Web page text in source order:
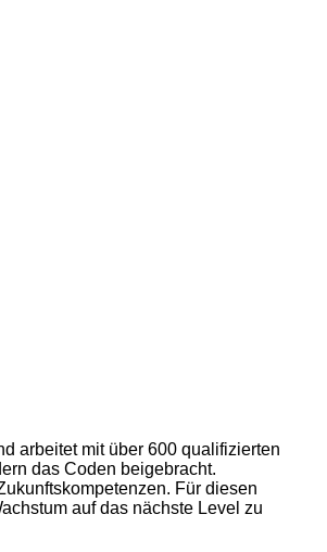
arbeitet mit über 600 qualifizierten
das Coden beigebracht.
Für diesen
auf das nächste Level zu